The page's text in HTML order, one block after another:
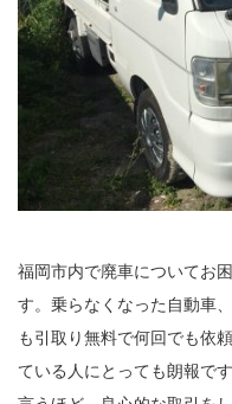
福岡市内で廃車についてお
す。乗らなくなった自動車
も引取り無料で何回でも依
ている人にとっても朗報で